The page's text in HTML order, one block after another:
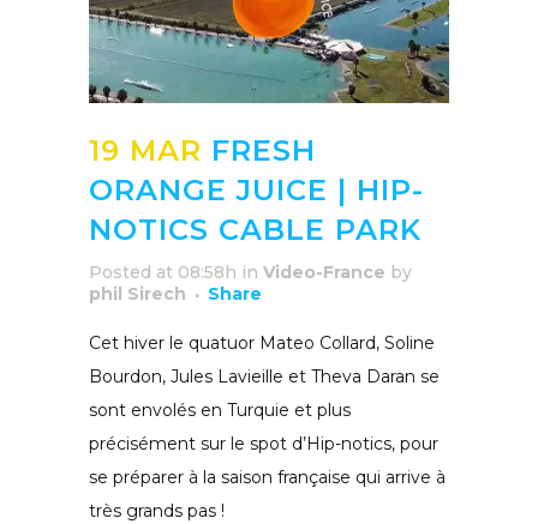
19 MAR FRESH
ORANGE JUICE | HIP-
NOTICS CABLE PARK
Posted at 08:58h in Video-France by
phil Sirech
Share
Cet hiver le quatuor Mateo Collard, Soline
Bourdon, Jules Lavieille et Theva Daran se
sont envolés en Turquie et plus
précisément sur le spot d’Hip-notics, pour
se préparer à la saison française qui arrive à
très grands pas !